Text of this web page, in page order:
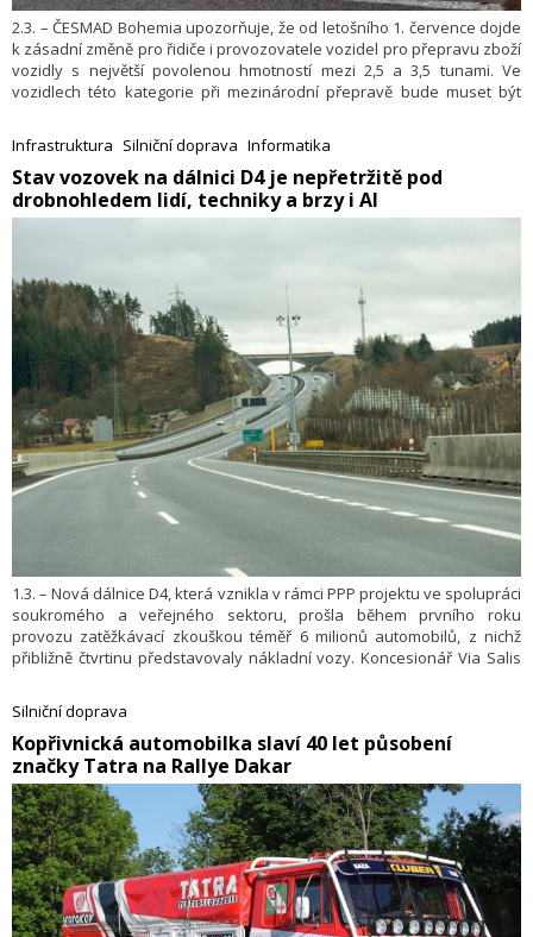
2.3. – ČESMAD Bohemia upozorňuje, že od letošního 1. července dojde
k zásadní změně pro řidiče i provozovatele vozidel pro přepravu zboží
vozidly s největší povolenou hmotností mezi 2,5 a 3,5 tunami. Ve
vozidlech této kategorie při mezinárodní přepravě bude muset být
stejně přísná pravidla jako řidiči kamionů.
Infrastruktura Silniční doprava Informatika
​Stav vozovek na dálnici D4 je nepřetržitě pod
drobnohledem lidí, techniky a brzy i AI
1.3. – Nová dálnice D4, která vznikla v rámci PPP projektu ve spolupráci
soukromého a veřejného sektoru, prošla během prvního roku
provozu zatěžkávací zkouškou téměř 6 milionů automobilů, z nichž
přibližně čtvrtinu představovaly nákladní vozy. Koncesionář Via Salis
monitorovat a vyhodnocovat, jak se stav její vozovky vlivem
dopravy mění.
Silniční doprava
​Kopřivnická automobilka slaví 40 let působení
značky Tatra na Rallye Dakar